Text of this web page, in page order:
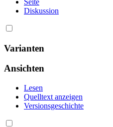
Diskussion
Varianten
Ansichten
Lesen
Quelltext anzeigen
Versionsgeschichte